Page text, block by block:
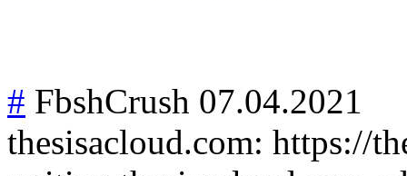
# FbshCrush 07.04.2021
thesisacloud.com: https://